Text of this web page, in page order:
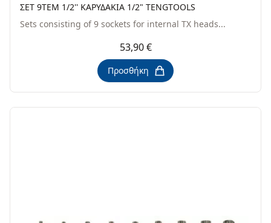
ΣΕΤ 9TEM 1/2'' ΚΑΡΥΔΑΚΙΑ 1/2" TENGTOOLS
Sets consisting of 9 sockets for internal TX heads...
53,90 €
Προσθήκη